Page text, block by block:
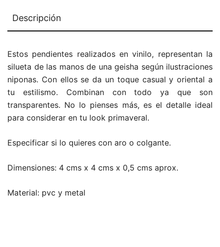
Descripción
Estos pendientes realizados en vinilo, representan la
silueta de las manos de una geisha según ilustraciones
niponas. Con ellos se da un toque casual y oriental a
tu estilismo. Combinan con todo ya que son
transparentes. No lo pienses más, es el detalle ideal
para considerar en tu look primaveral.
Especificar si lo quieres con aro o colgante.
Dimensiones: 4 cms x 4 cms x 0,5 cms aprox.
Material: pvc y metal